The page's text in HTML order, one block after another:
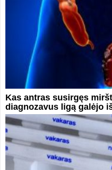
Kas antras susirgęs
diagnozavus ligą galėjo